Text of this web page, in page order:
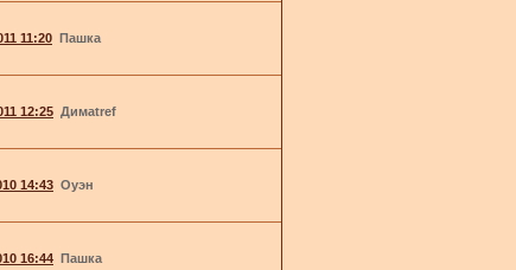
11:20 Пашка
12:25 Димаtref
14:43 Оуэн
16:44 Пашка